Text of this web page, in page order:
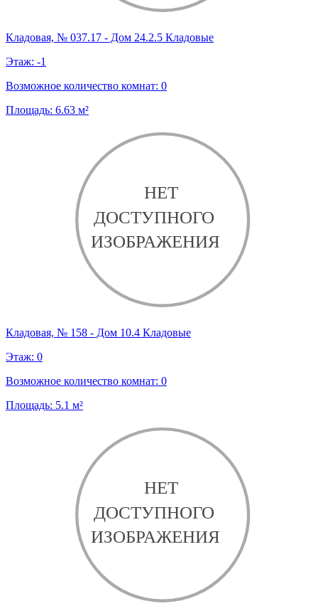
Кладовая, № 037.17 - Дом 24.2.5 Кладовые
Этаж: -1
Возможное количество комнат: 0
Площадь: 6.63 м²
Кладовая, № 158 - Дом 10.4 Кладовые
Этаж: 0
Возможное количество комнат: 0
Площадь: 5.1 м²